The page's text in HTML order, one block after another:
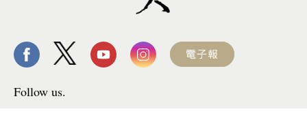
Follow us.